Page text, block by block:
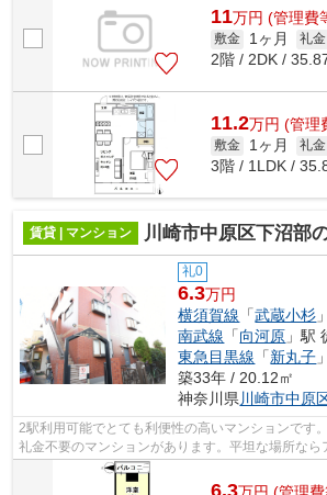
11万円 (管理費
敷金 1ヶ月 礼金
2階 / 2DK /
11.2万円 (管理
敷金 1ヶ月 礼金
3階 / 1LDK /
賃貸 | マンション 川崎市中原区下沼部
礼0
6.3万円
横須賀線 「武蔵小杉
南武線 「向河原 」駅
東急目黒線 「新丸子
築33年 / 20.12㎡
神奈川県 川崎市中原
2駅利用可能でとても利便性の高いマンションです
礼金不要のマンションがあります。平坦な場所なら
で自転車での通勤・通学もラクチン。共...